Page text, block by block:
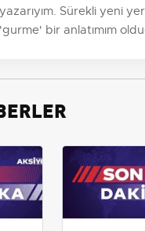
yazarıyım. Sürekli yeni
'gurme' bir anlatımım